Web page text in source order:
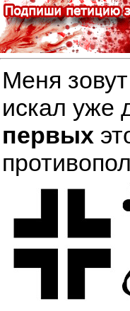
Меня
искал
первых